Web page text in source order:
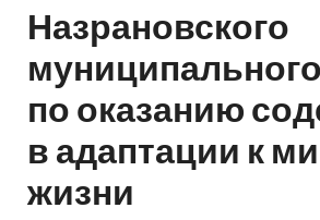
Назрановского
по оказанию
в адаптации к
жизни